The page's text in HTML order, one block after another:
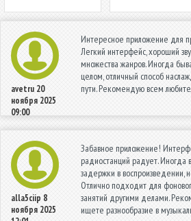
avetru 20
ноября 2025
09:00
Интересное приложение для
Легкий интерфейс, хороший
множества жанров. Иногда
целом, отличный способ
пути. Рекомендую всем
alla5ciip 8
ноября 2025
Забавное приложение!
радиостанций радует. Иногда
задержки в воспроизведении,
Отлично подходит для
занятий другими делами.
ищете разнообразие в